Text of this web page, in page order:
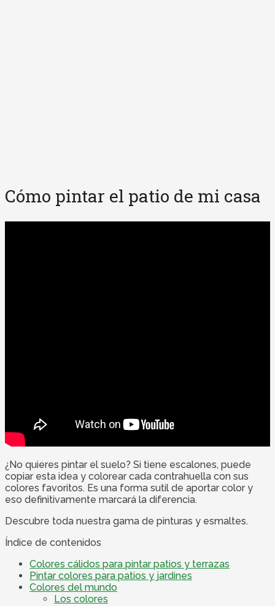
Cómo pintar el patio de mi casa
¿No quieres pintar el suelo? Si tiene escalones, puede
copiar esta idea y colorear cada contrahuella con sus
colores favoritos. Es una forma sutil de aportar color y
eso definitivamente marcará la diferencia.
Descubre toda nuestra gama de pinturas y esmaltes.
Índice de contenidos
Colores cálidos para pintar patios y terrazas
Pintar colores para patios y jardines
Colores del mundo
Los colores